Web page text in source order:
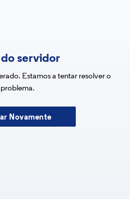
servidor
Estamos a tentar resolver o
problema.
Novamente